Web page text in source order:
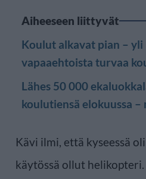
Aiheeseen liittyvät
Koulut alkavat pian – yli
vapaaehtoista turvaa
Lähes 50 000
koulutiensä elokuussa –
Kävi ilmi, että kyseessä
käytössä ollut